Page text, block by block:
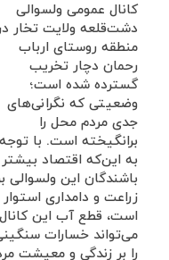
کانال عمومی ولسوالی
دشت‌قلعه ولایت تخار
منطقه روستای ارباب
رحمان دچار تخریب
گسترده شده است؛
وضعیتی که نگرانی‌های
جدی مردم محل را
برانگیخته است. با توجه
به این‌که اقتصاد بیشتر
باشندگان این ولسوالی
زراعت و دامداری استوار
است، قطع آب این کانال
می‌تواند خسارات
را بر زندگی و معیشت